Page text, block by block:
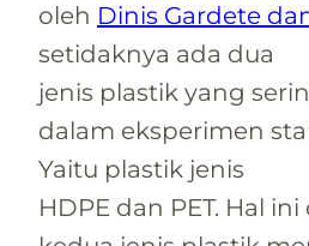
oleh Dinis Gardete
setidaknya ada dua
jenis plastik yang
dalam eksperimen
Yaitu plastik jenis
HDPE dan PET. Hal